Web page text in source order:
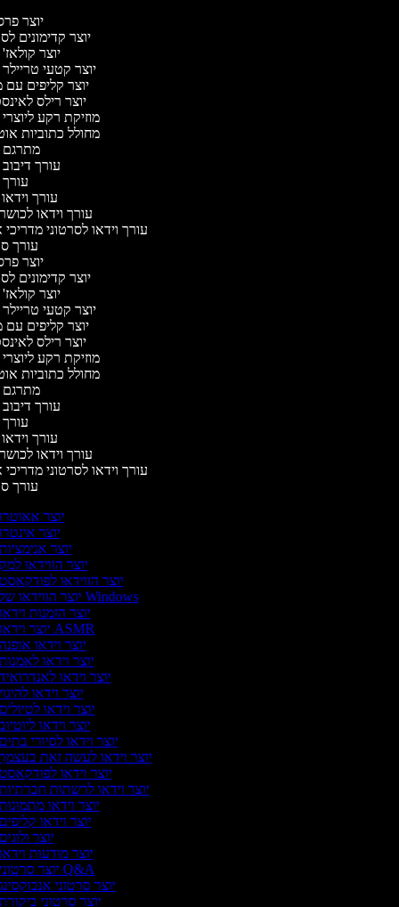
יוצר
יוצר קדימונים
יוצר
יוצר קטעי
יוצר קליפים
יוצר רילס
מוזיקת רקע
מחולל כתוביות
עורך
עורך
עורך וידאו
עורך וידאו לסרטוני
עורך
יוצר
יוצר קדימונים
יוצר
יוצר קטעי
יוצר קליפים
יוצר רילס
מוזיקת רקע
מחולל כתוביות
עורך
עורך
עורך וידאו
עורך וידאו לסרטוני
עורך
יוצר
יוצר
יוצר
יוצר הווידאו
יוצר הווידאו
יוצר הווידאו של Windows
יוצר הזמנות
יוצר וידאו ASMR
יוצר וידאו
יוצר וידאו
יוצר וידאו
יוצר וידאו
יוצר וידאו
יוצר וידאו
יוצר וידאו לסיורי
יוצר וידאו לעשה זאת
יוצר וידאו
יוצר וידאו לרשתות
יוצר וידאו
יוצר וידאו
יוצר
יוצר מודעות
יוצר סרטוני Q&A
יוצר סרטוני
יוצר סרטוני